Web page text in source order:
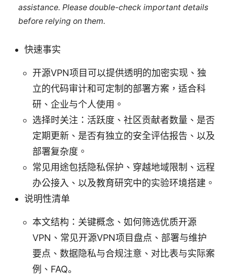
assistance. Please double-check important details
before relying on them.
快速事实
开源VPN项目可以提供透明的加密实现、独
立的代码审计和可定制的部署方案，适合科
研、企业与个人使用。
选择时关注：活跃度、社区贡献者数量、是否
定期更新、是否有独立的安全评估报告、以及
部署复杂度。
常见用途包括隐私保护、穿越地域限制、远程
办公接入、以及教育研究中的实验环境搭建。
说明性清单
本文结构：关键概念、如何筛选优质开源
VPN、常见开源VPN项目盘点、部署与维护
要点、数据隐私与合规注意、对比表与实际案
例、FAQ。